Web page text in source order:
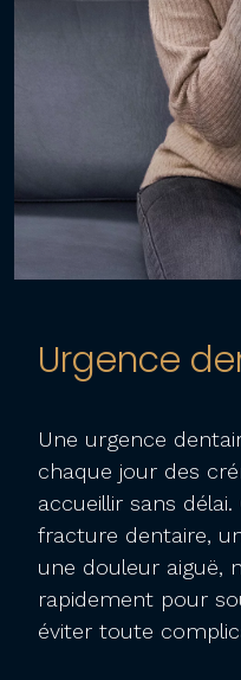
Urgence
Une urgence
chaque jour des
accueillir sans
fracture dentaire,
une douleur aiguë,
rapidement pour
éviter toute